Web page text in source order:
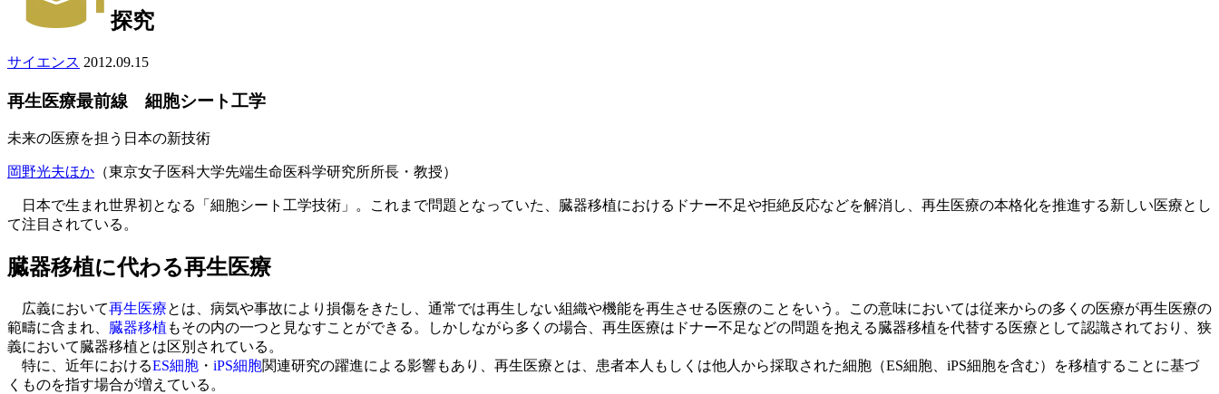
探究
サイエンス 2012.09.15
再生医療最前線 細胞シート工学
未来の医療を担う日本の新技術
岡野光夫ほか （東京女子医科大学先端生命医科学研究所所長・教授）
日本で生まれ世界初となる「細胞シート工学技術」。これまで問題となっていた、臓器移植におけるドナー不足や拒絶反応などを解消し、再生医療の本格化を推進する新しい医療とし
て注目されている。
臓器移植に代わる再生医療
広義において再生医療とは、病気や事故により損傷をきたし、通常では再生しない組織や機能を再生させる医療のことをいう。この意味においては従来からの多くの医療が再生医療の
範疇に含まれ、 臓器移植 もその内の一つと見なすことができる。しかしながら多くの場合、再生医療はドナー不足などの問題を抱える臓器移植を代替する医療として認識されており、狭
義において臓器移植とは区別されている。
特に、近年におけるES細胞 ・ iPS細胞関連研究の躍進による影響もあり、再生医療とは、患者本人もしくは他人から採取された細胞（ES細胞、iPS細胞を含む）を移植することに基づ
くものを指す場合が増えている。